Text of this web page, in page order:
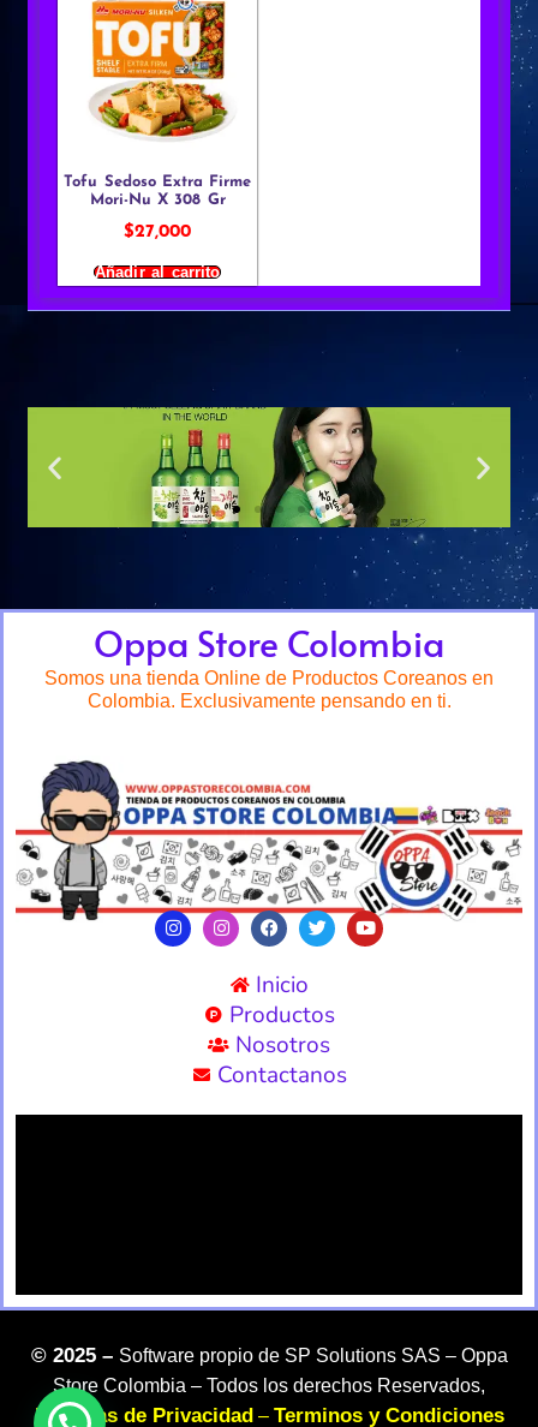
Tofu Sedoso Extra Firme
Mori-Nu X 308 Gr
$27,000
Añadir al carrito
Oppa Store Colombia
Somos una tienda Online de Productos Coreanos en
Colombia. Exclusivamente pensando en ti.
Inicio
Productos
Nosotros
Contactanos
©2025 – Software propio de SP Solutions SAS – Oppa
Store Colombia – Todos los derechos Reservados,
Politicas de Privacidad – Terminos y Condiciones